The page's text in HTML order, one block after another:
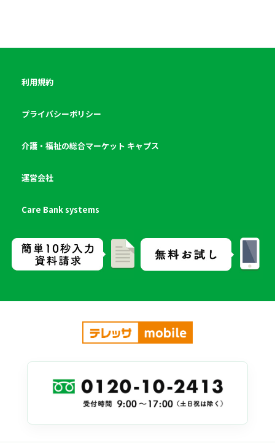
利用規約
プライバシーポリシー
介護・福祉の総合マーケット キャプス
運営会社
Care Bank systems